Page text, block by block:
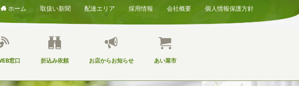
ホーム 取扱い新聞 配達エリア 採用情報 会社概要 個人情報保護方針
窓口 折込み依頼 お店からお知らせ あい菜市